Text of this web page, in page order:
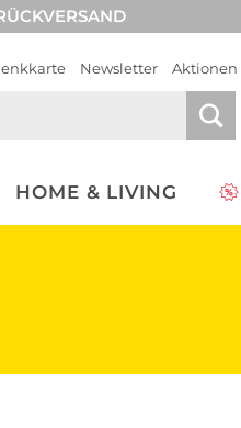
Newsletter Aktionen
HOME & LIVING